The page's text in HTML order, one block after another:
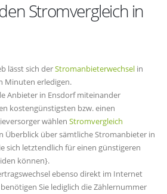
Stromvergleich in
lässt sich derStromanbieterwechsel in
Minuten erledigen.
Anbieter in Ensdorf miteinander
kostengünstigsten bzw. einen
wählen Stromvergleich
Überblick über sämtliche Stromanbieter in
sich letztendlich für einen günstigeren
können}.
ebenso direkt im Internet
Sie lediglich die Zählernummer